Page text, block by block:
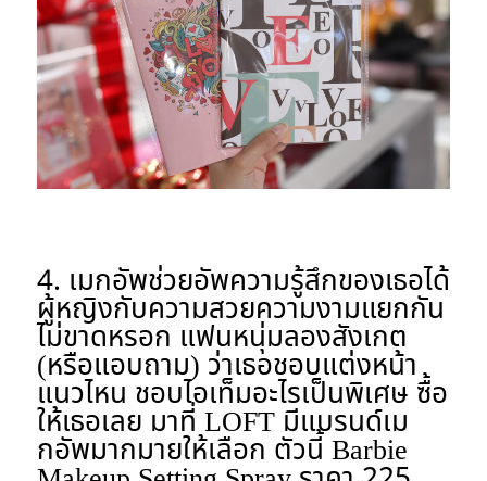
4. เมกอัพช่วยอัพความรู้สึกของเธอได้
ผู้หญิงกับความสวยความงามแยกกัน
ไม่ขาดหรอก แฟนหนุ่มลองสังเกต
(หรือแอบถาม) ว่าเธอชอบแต่งหน้า
แนวไหน ชอบไอเท็มอะไรเป็นพิเศษ ซื้อ
ให้เธอเลย มาที่ LOFT มีแบรนด์เม
กอัพมากมายให้เลือก ตัวนี้ Barbie